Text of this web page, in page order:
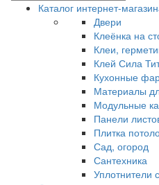
Каталог интернет-
Двери
Клеёнка на
Клеи,
Клей Сила
Кухонные
Материалы
Модульные
Панели
Плитка
Сад, огород
Сантехника
Уплотнители